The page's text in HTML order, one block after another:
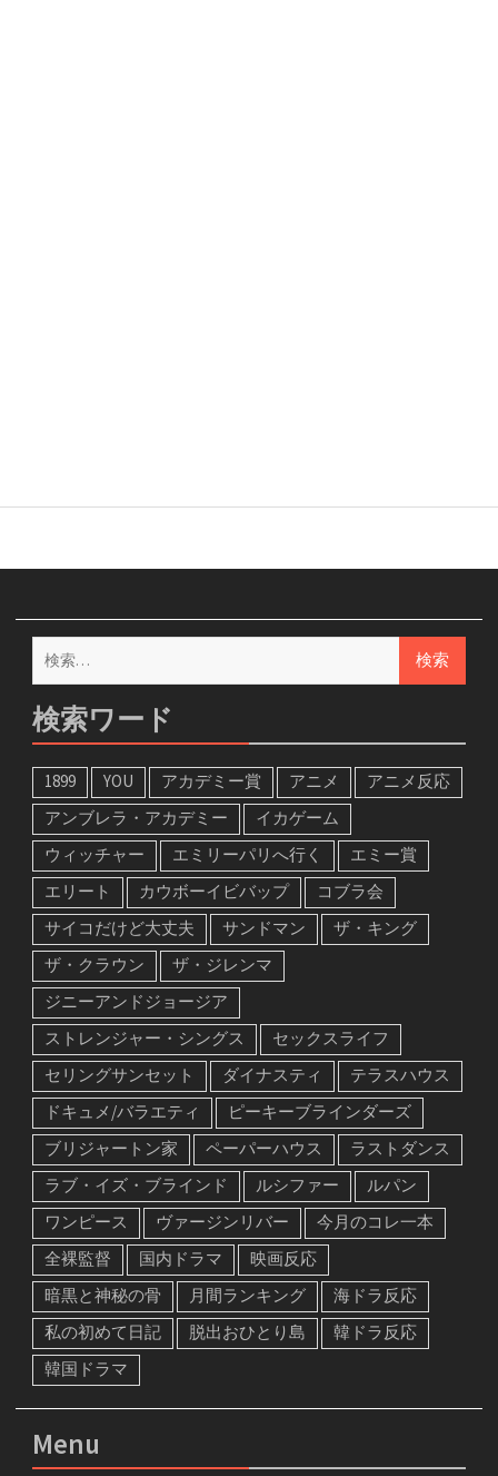
検
索:
検索ワード
1899 YOU アカデミー賞 アニメ
アニメ反応
アンブレラ・アカデミー
イカゲーム
ウィッチャー
エミリーパリへ行く
エミー賞
エリート
カウボーイビバップ
コブラ会
サイコだけど大丈夫
サンドマン
ザ・キング
ザ・クラウン
ザ・ジレンマ
ジニーアンドジョージア
ストレンジャー・シングス
セックスライフ
セリングサンセット
ダイナスティ
テラスハウス
ドキュメ/バラエティ
ピーキーブラインダーズ
ブリジャートン家
ペーパーハウス
ラストダンス
ラブ・イズ・ブラインド
ルシファー
ルパン
ワンピース
ヴァージンリバー
今月のコレ一本
全裸監督
国内ドラマ
映画反応
暗黒と神秘の骨
月間ランキング
海ドラ反応
私の初めて日記
脱出おひとり島
韓ドラ反応
韓国ドラマ
Menu